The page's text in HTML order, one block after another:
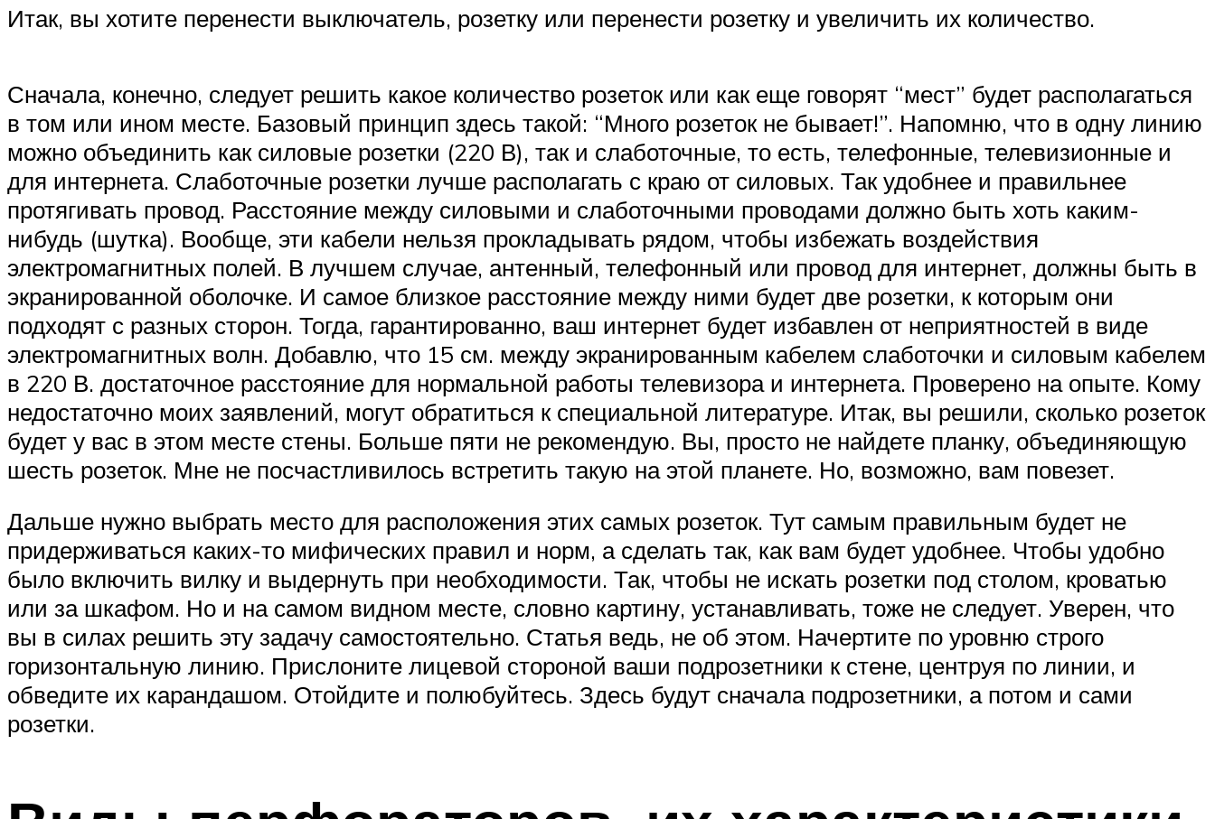
Итак, вы хотите перенести выключатель, розетку или перенести розетку и увеличить их количество.
Сначала, конечно, следует решить какое количество розеток или как еще говорят “мест” будет располагаться
в том или ином месте. Базовый принцип здесь такой: “Много розеток не бывает!”. Напомню, что в одну линию
можно объединить как силовые розетки (220 В), так и слаботочные, то есть, телефонные, телевизионные и
для интернета. Слаботочные розетки лучше располагать с краю от силовых. Так удобнее и правильнее
протягивать провод. Расстояние между силовыми и слаботочными проводами должно быть хоть каким-
нибудь (шутка). Вообще, эти кабели нельзя прокладывать рядом, чтобы избежать воздействия
электромагнитных полей. В лучшем случае, антенный, телефонный или провод для интернет, должны быть в
экранированной оболочке. И самое близкое расстояние между ними будет две розетки, к которым они
подходят с разных сторон. Тогда, гарантированно, ваш интернет будет избавлен от неприятностей в виде
электромагнитных волн. Добавлю, что 15 см. между экранированным кабелем слаботочки и силовым кабелем
в 220 В. достаточное расстояние для нормальной работы телевизора и интернета. Проверено на опыте. Кому
недостаточно моих заявлений, могут обратиться к специальной литературе. Итак, вы решили, сколько розеток
будет у вас в этом месте стены. Больше пяти не рекомендую. Вы, просто не найдете планку, объединяющую
шесть розеток. Мне не посчастливилось встретить такую на этой планете. Но, возможно, вам повезет.
Дальше нужно выбрать место для расположения этих самых розеток. Тут самым правильным будет не
придерживаться каких-то мифических правил и норм, а сделать так, как вам будет удобнее. Чтобы удобно
было включить вилку и выдернуть при необходимости. Так, чтобы не искать розетки под столом, кроватью
или за шкафом. Но и на самом видном месте, словно картину, устанавливать, тоже не следует. Уверен, что
вы в силах решить эту задачу самостоятельно. Статья ведь, не об этом. Начертите по уровню строго
горизонтальную линию. Прислоните лицевой стороной ваши подрозетники к стене, центруя по линии, и
обведите их карандашом. Отойдите и полюбуйтесь. Здесь будут сначала подрозетники, а потом и сами
розетки.